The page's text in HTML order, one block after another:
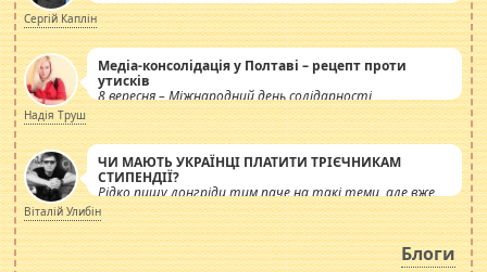
Сергій Каплін
Медіа-консолідація у Полтаві – рецепт проти
утисків
8 вересня – Міжнародний день солідарності
журналістів.
Надія Труш
ЧИ МАЮТЬ УКРАЇНЦІ ПЛАТИТИ ТРІЄЧНИКАМ
СТИПЕНДІЇ?
Рідко пишу лонгріди тим паче на такі теми, але вже
просто дістало! Обурюють сьогоднішні інсенуації
навколо стипендіального питання. Штучно
роздувається ще одна соціальна катастрофа.
Віталій Улибін
Блоги